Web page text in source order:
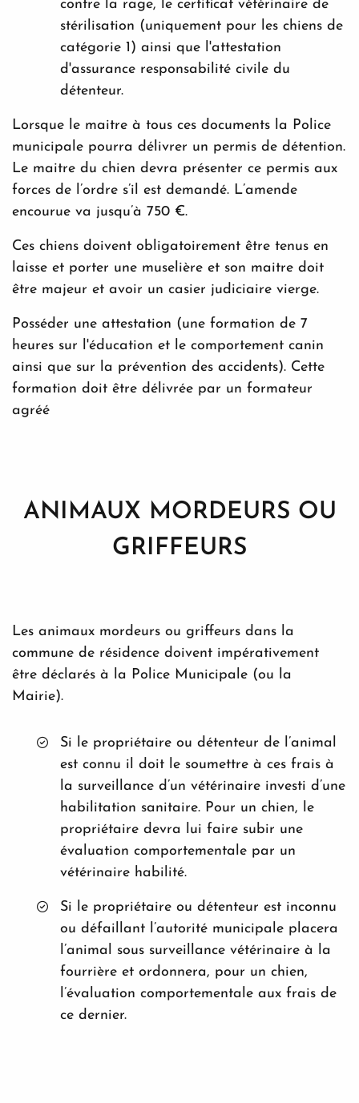
contre la rage, le certificat vétérinaire de
stérilisation (uniquement pour les chiens de
catégorie 1) ainsi que l'attestation
d'assurance responsabilité civile du
détenteur.
Lorsque le maitre à tous ces documents la Police
municipale pourra délivrer un permis de détention.
Le maitre du chien devra présenter ce permis aux
forces de l’ordre s’il est demandé. L’amende
encourue va jusqu’à 750 €.
Ces chiens doivent obligatoirement être tenus en
laisse et porter une muselière et son maitre doit
être majeur et avoir un casier judiciaire vierge.
Posséder une attestation (une formation de 7
heures sur l'éducation et le comportement canin
ainsi que sur la prévention des accidents). Cette
formation doit être délivrée par un formateur
agréé
ANIMAUX MORDEURS OU
GRIFFEURS
Les animaux mordeurs ou griffeurs dans la
commune de résidence doivent impérativement
être déclarés à la Police Municipale (ou la
Mairie).
Si le propriétaire ou détenteur de l’animal
est connu il doit le soumettre à ces frais à
la surveillance d’un vétérinaire investi d’une
habilitation sanitaire. Pour un chien, le
propriétaire devra lui faire subir une
évaluation comportementale par un
vétérinaire habilité.
Si le propriétaire ou détenteur est inconnu
ou défaillant l’autorité municipale placera
l’animal sous surveillance vétérinaire à la
fourrière et ordonnera, pour un chien,
l’évaluation comportementale aux frais de
ce dernier.